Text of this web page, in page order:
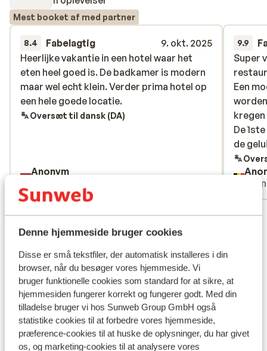
Denne hjemmeside bruger cookies
Disse er små tekstfiler, der automatisk installeres i din
browser, når du besøger vores hjemmeside. Vi
bruger funktionelle cookies som standard for at sikre, at
hjemmesiden fungerer korrekt og fungerer godt. Med din
tilladelse bruger vi hos Sunweb Group GmbH også
statistike cookies til at forbedre vores hjemmeside,
præference-cookies til at huske de oplysninger, du har givet
os, og marketing-cookies til at analysere vores
Mest booket af med partner
8.4 Fabelagtig
9. okt. 2025
Heerlijke vakantie in een hotel waar het
eten heel goed is. De badkamer is modern
maar wel echt klein. Verder prima hotel op
een hele goede locatie.
Heerlijke vakantie in een hotel waar het
eten heel goed is. De badkamer is modern
maar wel echt klein. Verder prima hotel op
een hele goede locatie.
Oversæt til dansk (DA)
Anonym
9.9
Super
Een
De
de
maar
zowel
zeker
leuke
Super
Een
De
de
Se alle 11 anmeldelser
Andre overnatningssteder i Rhodos
Hotel Casa Cook - voksenhotel
Hotel Cabu - Voksenhotel
Hotel Moscha - voksenhotel